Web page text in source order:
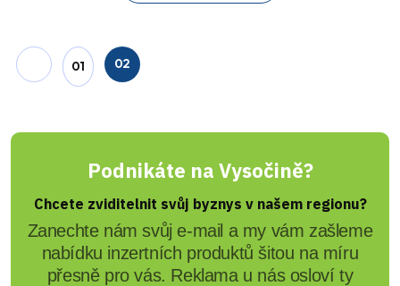
01 02
Podnikáte na Vysočině?
Chcete zviditelnit svůj byznys v našem regionu?
Zanechte nám svůj e-mail a my vám zašleme
nabídku inzertních produktů šitou na míru
přesně pro vás. Reklama u nás osloví ty